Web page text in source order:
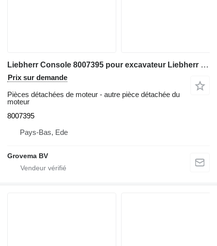
Liebherr Console 8007395 pour excavateur Liebherr R944 / R954B / R944B / R954
Prix sur demande
Pièces détachées de moteur - autre pièce détachée du
moteur
8007395
Pays-Bas, Ede
Grovema BV